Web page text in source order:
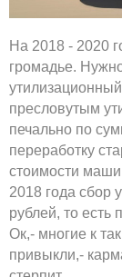
На 2018 - 2020
громадье.
пресловутым
печально по
переработку
стоимости
2018 года сбор
рублей, то есть
Ок,- многие к
привыкли,-